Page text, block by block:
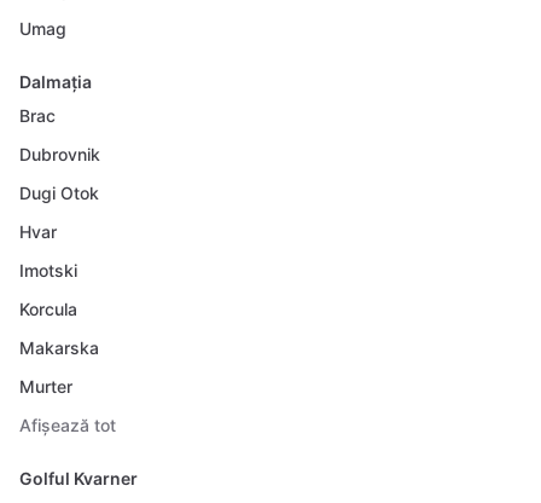
Umag
Dalmația
Brac
Dubrovnik
Dugi Otok
Hvar
Imotski
Korcula
Makarska
Murter
Afișează tot
Golful Kvarner